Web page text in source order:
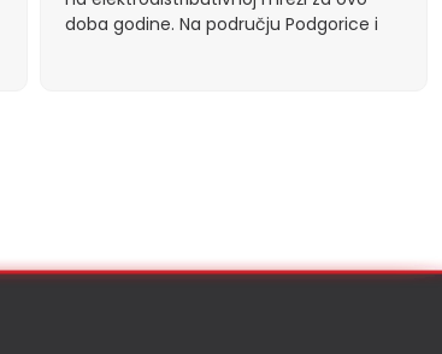
doba godine. Na području Podgorice i